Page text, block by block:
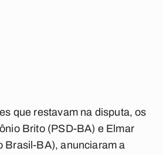
que restavam na disputa, os
Brito (PSD-BA) e Elmar
Brasil-BA), anunciaram a